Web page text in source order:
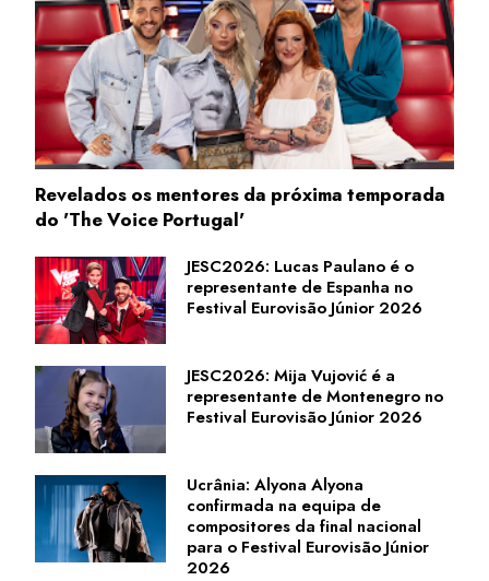
Revelados os mentores da próxima temporada
do 'The Voice Portugal'
JESC2026: Lucas Paulano é o
representante de Espanha no
Festival Eurovisão Júnior 2026
JESC2026: Mija Vujović é a
representante de Montenegro no
Festival Eurovisão Júnior 2026
Ucrânia: Alyona Alyona
confirmada na equipa de
compositores da final nacional
para o Festival Eurovisão Júnior
2026